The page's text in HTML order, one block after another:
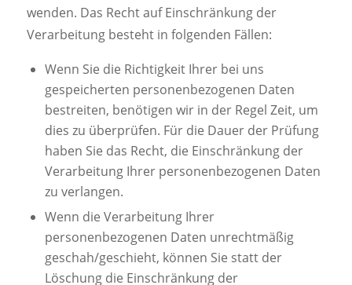
wenden. Das Recht auf Einschränkung der
Verarbeitung besteht in folgenden Fällen:
Wenn Sie die Richtigkeit Ihrer bei uns
gespeicherten personenbezogenen Daten
bestreiten, benötigen wir in der Regel Zeit, um
dies zu überprüfen. Für die Dauer der Prüfung
haben Sie das Recht, die Einschränkung der
Verarbeitung Ihrer personenbezogenen Daten
zu verlangen.
Wenn die Verarbeitung Ihrer
personenbezogenen Daten unrechtmäßig
geschah/geschieht, können Sie statt der
Löschung die Einschränkung der